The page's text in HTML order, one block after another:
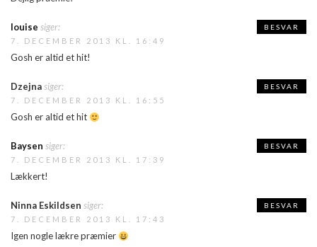
louise siger:
7. DECEMBER 2013 KL. 16:49
Gosh er altid et hit!
BESVAR
Dzejnasiger:
7. DECEMBER 2013 KL. 16:55
Gosh er altid et hit
BESVAR
Baysen siger:
7. DECEMBER 2013 KL. 17:39
Lækkert!
BESVAR
Ninna Eskildsen siger:
7. DECEMBER 2013 KL. 17:43
Igen nogle lækre præmier
BESVAR